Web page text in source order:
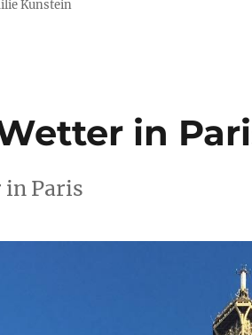
Kunstein
in
in Paris